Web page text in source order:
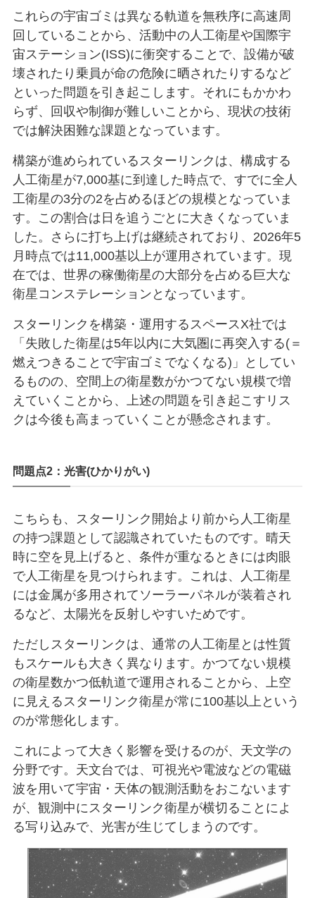
これらの宇宙ゴミは異なる軌道を無秩序に高速周
回していることから、活動中の人工衛星や国際宇
宙ステーション(ISS)に衝突することで、設備が破
壊されたり乗員が命の危険に晒されたりするなど
といった問題を引き起こします。それにもかかわ
らず、回収や制御が難しいことから、現状の技術
では解決困難な課題となっています。
構築が進められているスターリンクは、構成する
人工衛星が7,000基に到達した時点で、すでに全人
工衛星の3分の2を占めるほどの規模となっていま
す。この割合は日を追うごとに大きくなっていま
した。さらに打ち上げは継続されており、2026年5
月時点では11,000基以上が運用されています。現
在では、世界の稼働衛星の大部分を占める巨大な
衛星コンステレーションとなっています。
スターリンクを構築・運用するスペースX社では
「失敗した衛星は5年以内に大気圏に再突入する(＝
燃えつきることで宇宙ゴミでなくなる)」としてい
るものの、空間上の衛星数がかつてない規模で増
えていくことから、上述の問題を引き起こすリス
クは今後も高まっていくことが懸念されます。
問題点2：光害(ひかりがい)
こちらも、スターリンク開始より前から人工衛星
の持つ課題として認識されていたものです。晴天
時に空を見上げると、条件が重なるときには肉眼
で人工衛星を見つけられます。これは、人工衛星
には金属が多用されてソーラーパネルが装着され
るなど、太陽光を反射しやすいためです。
ただしスターリンクは、通常の人工衛星とは性質
もスケールも大きく異なります。かつてない規模
の衛星数かつ低軌道で運用されることから、上空
に見えるスターリンク衛星が常に100基以上という
のが常態化します。
これによって大きく影響を受けるのが、天文学の
分野です。天文台では、可視光や電波などの電磁
波を用いて宇宙・天体の観測活動をおこないます
が、観測中にスターリンク衛星が横切ることによ
る写り込みで、光害が生じてしまうのです。